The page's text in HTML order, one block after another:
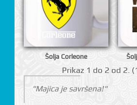
Šolja Corleone
Prikаz 1 do 2 оd 2.
"Majica je savršena!"